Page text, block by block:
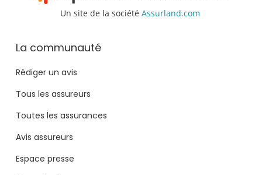
Un site de la société Assurland.com
La communauté
Rédiger un avis
Tous les assureurs
Toutes les assurances
Avis assureurs
Espace presse